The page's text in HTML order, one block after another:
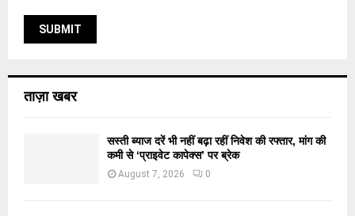
ताज़ा खबर
सस्ती ब्याज दरें भी नहीं बढ़ा रहीं निवेश की रफ्तार, मांग की
कमी से ‘प्राइवेट कापेक्स’ पर ब्रेक
August 7, 2026 0